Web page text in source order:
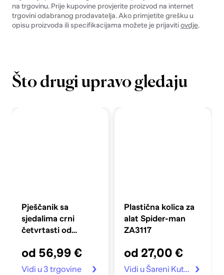
na trgovinu. Prije kupovine provjerite proizvod na internet
trgovini odabranog prodavatelja. Ako primjetite grešku u
opisu proizvoda ili specifikacijama možete je prijavitiovdje.
Što drugi upravo gledaju
Pješčanik sa
sjedalima crni
četvrtasti od
od 56,99 €
Vidi u 3 trgovine
Plastična kolica za
alat Spider-man
ZA3117
od 27,00 €
Vidi u Šareni Kutak